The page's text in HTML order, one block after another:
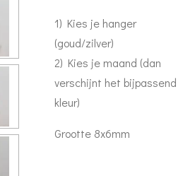
1) Kies je hanger
(goud/zilver)
2) Kies je maand (dan
verschijnt het bijpassend
kleur)
Grootte 8x6mm